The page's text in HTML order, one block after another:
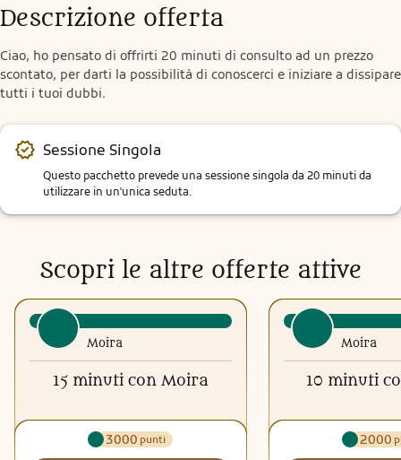
Descrizione offerta
Ciao, ho pensato di offrirti 20 minuti di consulto ad un prezzo
scontato, per darti la possibilità di conoscerci e iniziare a dissipare
tutti i tuoi dubbi.
Sessione Singola
Questo pacchetto prevede una sessione singola da 20 minuti da
utilizzare in un'unica seduta.
Scopri le altre offerte attive
Moira
15 minuti con Moira
3000 punti
Moira
10 minuti
2000